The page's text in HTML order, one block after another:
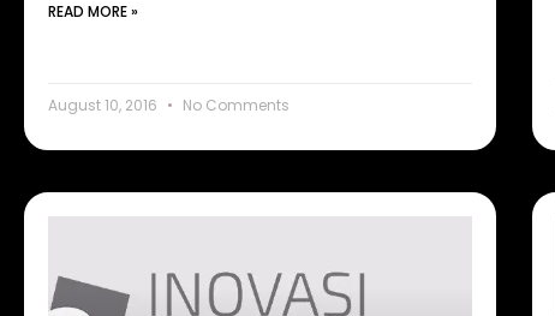
READ MORE »
August 10, 2016 No Comments